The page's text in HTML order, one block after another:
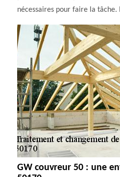
nécessaires pour faire la
GW couvreur 50 : une